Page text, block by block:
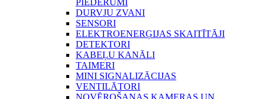
PIEDERUMI
DURVJU ZVANI
SENSORI
ELEKTROENERĢIJAS SKAITĪTĀJI
DETEKTORI
KABEĻU KANĀLI
TAIMERI
MINI SIGNALIZĀCIJAS
VENTILĀTORI
NOVĒROŠANAS KAMERAS UN